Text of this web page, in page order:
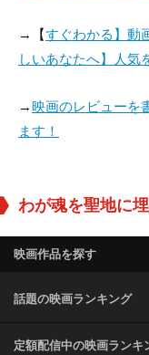
→【すぐわかる】動
しいあなたへ】人気
→映画のレビューを
ます！
わが魂を聖地に
映画作品を探す
話題の映画ランキング
定額配信中の映画ランキ